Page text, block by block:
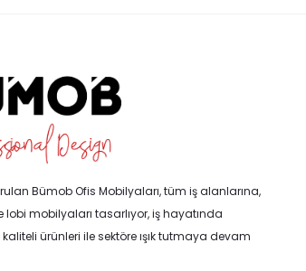
Bümob Ofis Mobilyaları, tüm iş alanlarına,
lobi mobilyaları tasarlıyor, iş hayatında
ürünleri ile sektöre ışık tutmaya devam